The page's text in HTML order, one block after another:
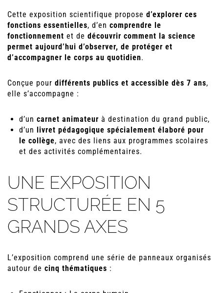
Cette exposition scientifique propose d’explorer ces
fonctions essentielles, d’en comprendre le
fonctionnement et de découvrir comment la science
permet aujourd’hui d’observer, de protéger et
d’accompagner le corps au quotidien.
Conçue pour différents publics et accessible dès 7 ans,
elle s’accompagne :
d’un carnet animateur à destination du grand public,
d’un livret pédagogique spécialement élaboré pour
le collège, avec des liens aux programmes scolaires
et des activités complémentaires.
UNE EXPOSITION
STRUCTURÉE EN 5
GRANDS AXES
L’exposition comprend une série de panneaux organisés
autour de cinq thématiques :